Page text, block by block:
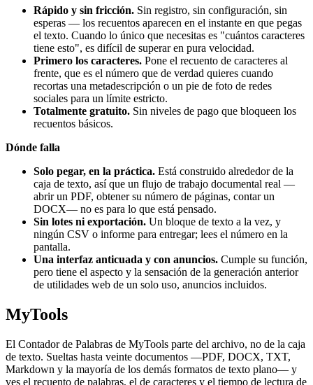
Rápido y sin fricción. Sin registro, sin configuración, sin
esperas — los recuentos aparecen en el instante en que pegas
el texto. Cuando lo único que necesitas es "cuántos caracteres
tiene esto", es difícil de superar en pura velocidad.
Primero los caracteres. Pone el recuento de caracteres al
frente, que es el número que de verdad quieres cuando
recortas una metadescripción o un pie de foto de redes
sociales para un límite estricto.
Totalmente gratuito. Sin niveles de pago que bloqueen los
recuentos básicos.
Dónde falla
Solo pegar, en la práctica. Está construido alrededor de la
caja de texto, así que un flujo de trabajo documental real —
abrir un PDF, obtener su número de páginas, contar un
DOCX— no es para lo que está pensado.
Sin lotes ni exportación. Un bloque de texto a la vez, y
ningún CSV o informe para entregar; lees el número en la
pantalla.
Una interfaz anticuada y con anuncios. Cumple su función,
pero tiene el aspecto y la sensación de la generación anterior
de utilidades web de un solo uso, anuncios incluidos.
MyTools
El Contador de Palabras de MyTools parte del archivo, no de la caja
de texto. Sueltas hasta veinte documentos —PDF, DOCX, TXT,
Markdown y la mayoría de los demás formatos de texto plano— y
ves el recuento de palabras, el de caracteres y el tiempo de lectura de